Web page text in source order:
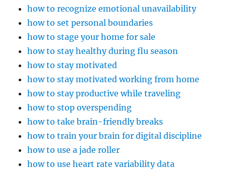
how to recognize emotional unavailability
how to set personal boundaries
how to stage your home for sale
how to stay healthy during flu season
how to stay motivated
how to stay motivated working from home
how to stay productive while traveling
how to stop overspending
how to take brain-friendly breaks
how to train your brain for digital discipline
how to use a jade roller
how to use heart rate variability data